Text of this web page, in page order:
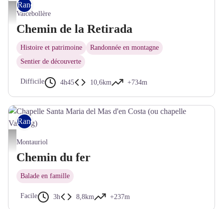
Pla de les Salines - © CC Pyrénées Cerdagne
Rando pédestre
Valcebollère
Chemin de la Retirada
Histoire et patrimoine
Randonnée en montagne
Sentier de découverte
Difficile 4h45 10,6km +734m
Chapelle Santa Maria del Mas d'en Costa (ou chapelle Vallpuig) - © OTI Aspres Thuir
Rando pédestre
Montauriol
Chemin du fer
Balade en famille
Facile 3h 8,8km +237m